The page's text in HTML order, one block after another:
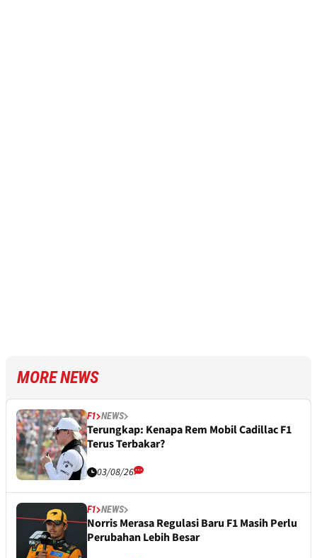
MORE NEWS
F1 NEWS
Terungkap: Kenapa Rem Mobil Cadillac F1
Terus Terbakar?
03/08/26
F1 NEWS
Norris Merasa Regulasi Baru F1 Masih Perlu
Perubahan Lebih Besar